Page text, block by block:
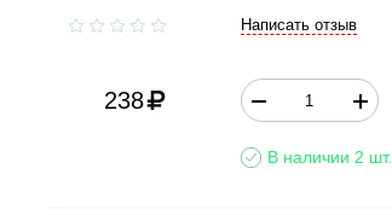
Написать отзыв
238
В наличии 2 шт.